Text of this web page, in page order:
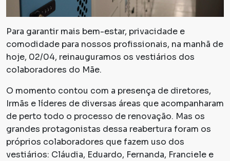
Para garantir mais bem-estar, privacidade e
comodidade para nossos profissionais, na manhã de
hoje, 02/04, reinauguramos os vestiários dos
colaboradores do Mãe.
O momento contou com a presença de diretores,
Irmãs e líderes de diversas áreas que acompanharam
de perto todo o processo de renovação. Mas os
grandes protagonistas dessa reabertura foram os
próprios colaboradores que fazem uso dos
vestiários: Cláudia, Eduardo, Fernanda, Franciele e